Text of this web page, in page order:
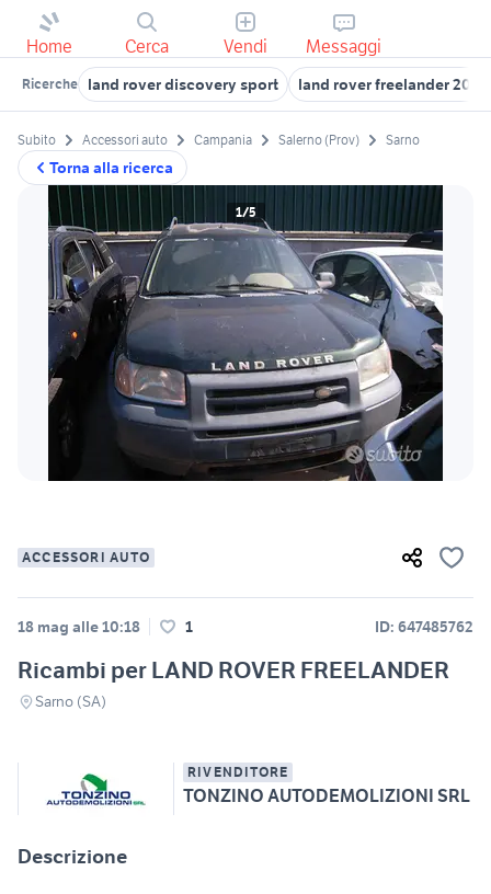
Home Cerca Vendi Messaggi
Ricerche land rover discovery sport land rover freelander 2016
Torna alla ricerca
Subito Accessori auto Campania Salerno (Prov) Sarno
1/5
ACCESSORI AUTO
18 mag alle 10:18 1 ID: 647485762
Ricambi per LAND ROVER FREELANDER
Sarno (SA)
RIVENDITORE
TONZINO AUTODEMOLIZIONI SRL
Descrizione